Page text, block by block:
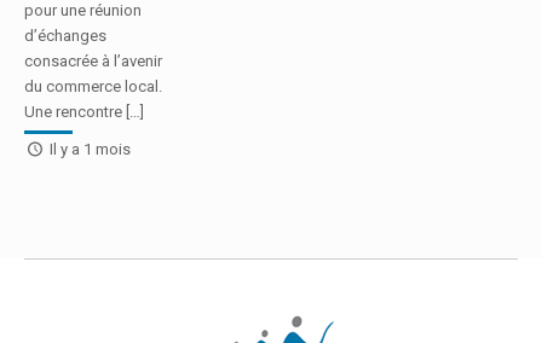
pour une réunion
d’échanges
consacrée à l’avenir
du commerce local.
Une rencontre […]
Il y a 1 mois